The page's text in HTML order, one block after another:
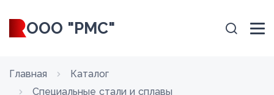
ООО "РМС"
Главная
Каталог
Специальные стали и сплавы